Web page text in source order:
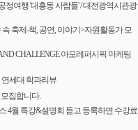
정여행 '대흥동 사람들' / 대전광역시관광
축제-책, 공연, 이야기>자원활동가 모
CHALLENGE 아모레퍼시픽 마케팅
세대 학과리뷰
집합니다.
4월 특강&설명회 듣고 등록하면 수강료